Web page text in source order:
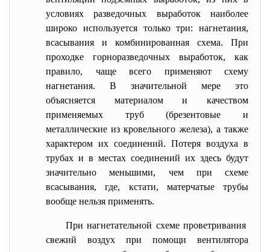
условиях разведочных выработок наиболее
широко используется только три: нагнетания,
всасывания и комбинированная схема. При
проходке горноразведочных выработок, как
правило, чаще всего применяют схему
нагнетания. В значительной мере это
объясняется материалом и качеством
применяемых труб (брезентовые и
металлические из кровельного железа), а также
характером их соединений. Потеря воздуха в
трубах и в местах соединений их здесь будут
значительно меньшими, чем при схеме
всасывания, где, кстати, матерчатые трубы
вообще нельзя применять.
При нагнетательной схеме проветривания
свежий воздух при помощи вентилятора